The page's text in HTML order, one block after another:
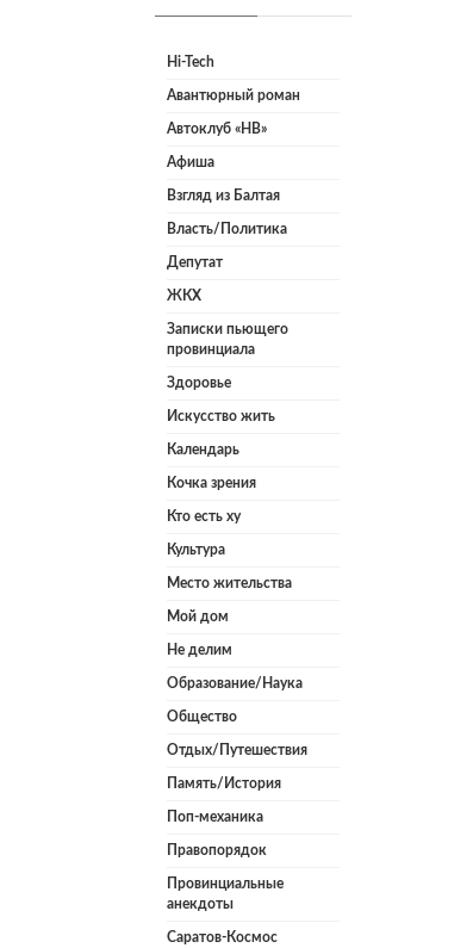
Hi-Tech
Авантюрный роман
Автоклуб «НВ»
Афиша
Взгляд из Балтая
Власть/Политика
Депутат
ЖКХ
Записки пьющего
провинциала
Здоровье
Искусство жить
Календарь
Кочка зрения
Кто есть ху
Культура
Место жительства
Мой дом
Не делим
Образование/Наука
Общество
Отдых/Путешествия
Память/История
Поп-механика
Правопорядок
Провинциальные
анекдоты
Саратов-Космос